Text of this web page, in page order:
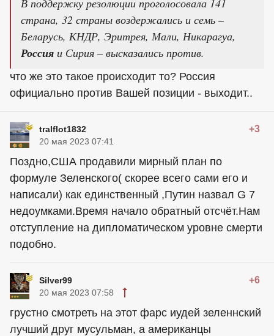
страна, 32 страны воздержались и семь –
Беларусь, КНДР, Эритрея, Мали, Никарагуа,
Россия и Сирия – высказались против.
что же это такое происходит то? Россия
официально против Вашей позиции - выходит..
tralflot1832 +3
20 мая 2023 07:41
Поздно,США продавили мирный план по
формуле Зеленского( скорее всего сами его и
написали) как единственный ,Путин назвал G 7
недоумками.Время начало обратный отсчёт.Нам
отступление на дипломатическом уровне смерти
подобно.
Silver99 +6
20 мая 2023 07:58
грустно смотреть на этот фарс иудей зеленнский
лучший друг мусульман, а американцы